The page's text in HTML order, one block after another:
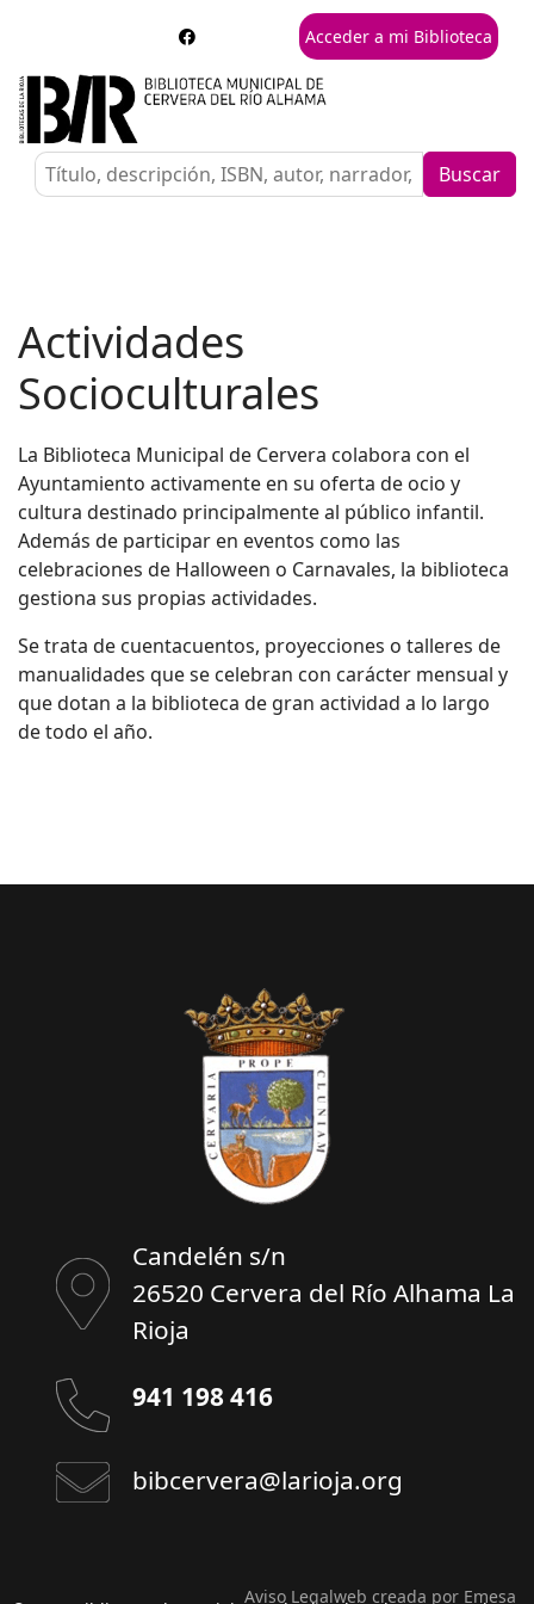
Acceder a mi Biblioteca
Buscar
Actividades
Socioculturales
La Biblioteca Municipal de Cervera colabora con el
Ayuntamiento activamente en su oferta de ocio y
cultura destinado principalmente al público infantil.
Además de participar en eventos como las
celebraciones de Halloween o Carnavales, la biblioteca
gestiona sus propias actividades.
Se trata de cuentacuentos, proyecciones o talleres de
manualidades que se celebran con carácter mensual y
que dotan a la biblioteca de gran actividad a lo largo
de todo el año.
Aviso Legalweb creada por Emesa
Candelén s/n
26520 Cervera del Río Alhama La
Rioja
941 198 416
bibcervera@larioja.org